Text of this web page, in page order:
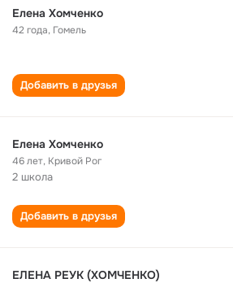
Елена Хомченко
42 года, Гомель
Добавить в друзья
Елена Хомченко
46 лет, Кривой Рог
2 школа
Добавить в друзья
ЕЛЕНА РЕУК (ХОМЧЕНКО)